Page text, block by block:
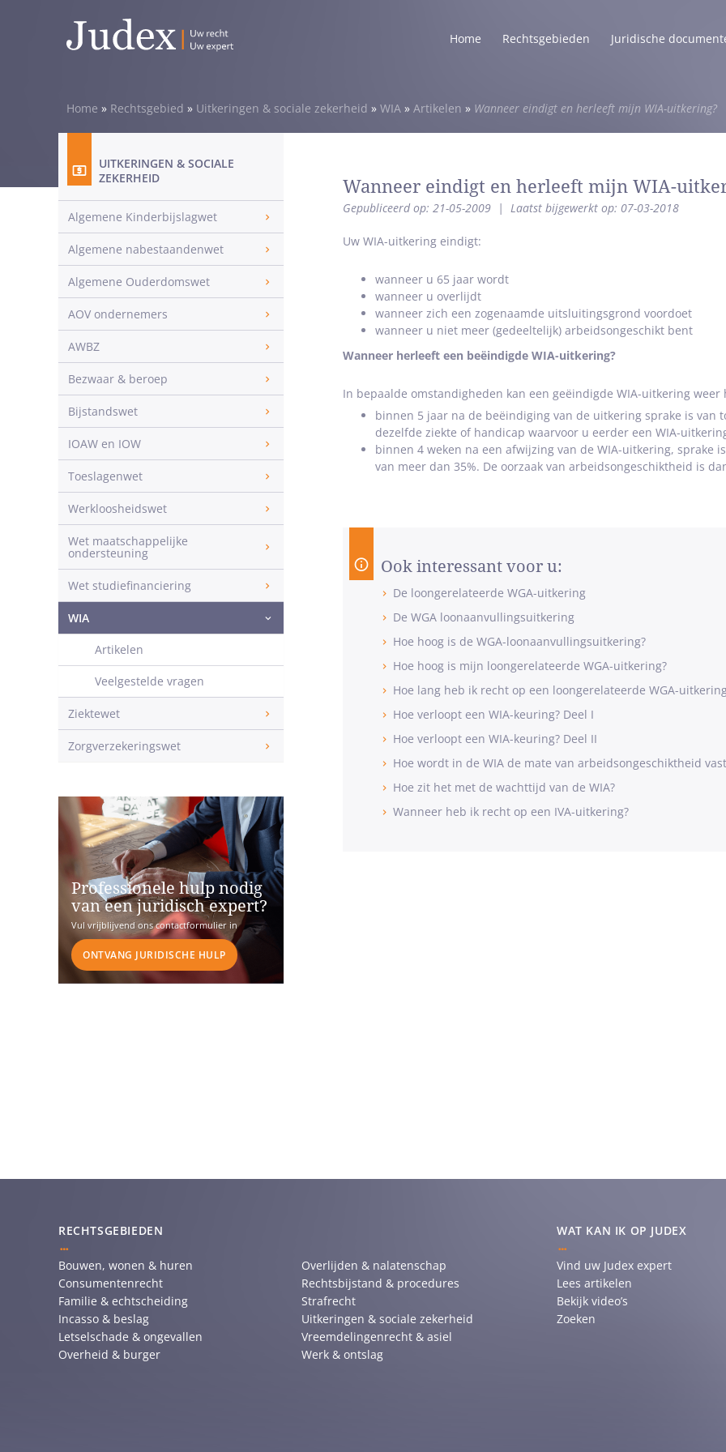
Home Rechtsgebieden Juridische
Home » Rechtsgebied » Uitkeringen & sociale zekerheid » WIA » Artikelen » Wanneer eindigt en herleeft mijn WIA-uitkering?
Wanneer eindigt en herleeft mijn WIA-
Gepubliceerd op: 21-05-2009 | Laatst bijgewerkt op: 07-03-2018
Uw WIA-uitkering eindigt:
wanneer u 65 jaar wordt
wanneer u overlijdt
wanneer zich een zogenaamde uitsluitingsgrond voordoet
wanneer u niet meer (gedeeltelijk) arbeidsongeschikt bent
Wanneer herleeft een beëindigde WIA-uitkering?
In bepaalde omstandigheden kan een geëindigde WIA-uitkering weer
binnen 5 jaar na de beëindiging van de uitkering sprake is van
dezelfde ziekte of handicap waarvoor u eerder een WIA-
binnen 4 weken na een afwijzing van de WIA-uitkering, sprake
van meer dan 35%. De oorzaak van arbeidsongeschiktheid is
Ook interessant voor u:
De loongerelateerde WGA-uitkering
De WGA loonaanvullingsuitkering
Hoe hoog is de WGA-loonaanvullingsuitkering?
Hoe hoog is mijn loongerelateerde WGA-uitkering?
Hoe lang heb ik recht op een loongerelateerde WGA-
Hoe verloopt een WIA-keuring? Deel I
Hoe verloopt een WIA-keuring? Deel II
Hoe wordt in de WIA de mate van arbeidsongeschiktheid
Hoe zit het met de wachttijd van de WIA?
Wanneer heb ik recht op een IVA-uitkering?
UITKERINGEN & SOCIALE
ZEKERHEID
Algemene Kinderbijslagwet
Algemene nabestaandenwet
Algemene Ouderdomswet
AOV ondernemers
AWBZ
Bezwaar & beroep
Bijstandswet
IOAW en IOW
Toeslagenwet
Werkloosheidswet
Wet maatschappelijke
ondersteuning
Wet studiefinanciering
WIA
Artikelen
Veelgestelde vragen
Ziektewet
Zorgverzekeringswet
Professionele hulp nodig
van een juridisch expert?
Vul vrijblijvend ons contactformulier in
ONTVANG JURIDISCHE HULP
RECHTSGEBIEDEN
Bouwen, wonen & huren
Consumentenrecht
Familie & echtscheiding
Incasso & beslag
Letselschade & ongevallen
Overheid & burger
Overlijden & nalatenschap
Rechtsbijstand & procedures
Strafrecht
Uitkeringen & sociale zekerheid
Vreemdelingenrecht & asiel
Werk & ontslag
WAT KAN IK OP JUDEX
Vind uw Judex expert
Lees artikelen
Bekijk video’s
Zoeken